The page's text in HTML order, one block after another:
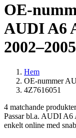
OE-
AUDI A6
2002–2005
Hem
OE-nummer
4Z7616051
4 matchande
Passar bl.a. AUDI
enkelt online med